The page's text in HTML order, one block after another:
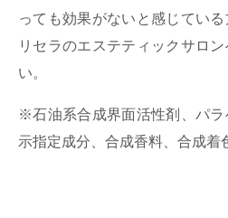
っても効果がないと感じてい
リセラのエステティックサロ
い。
※石油系合成界面活性剤、パ
示指定成分、合成香料、合成着